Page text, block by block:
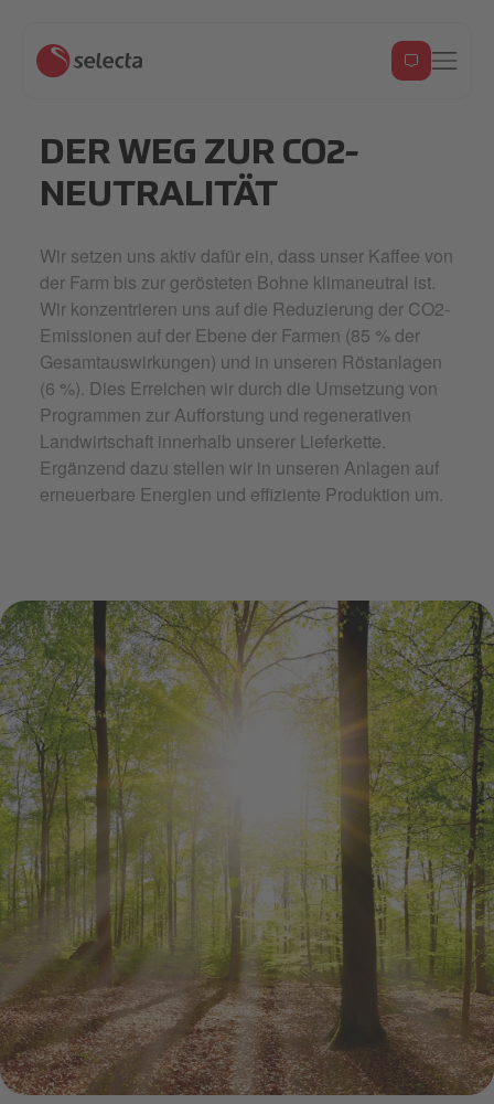
DER WEG ZUR CO2-
NEUTRALITÄT
Wir setzen uns aktiv dafür ein, dass unser Kaffee von
der Farm bis zur gerösteten Bohne klimaneutral ist.
Wir konzentrieren uns auf die Reduzierung der CO2-
Emissionen auf der Ebene der Farmen (85 % der
Gesamtauswirkungen) und in unseren Röstanlagen
(6 %). Dies Erreichen wir durch die Umsetzung von
Programmen zur Aufforstung und regenerativen
Landwirtschaft innerhalb unserer Lieferkette.
Ergänzend dazu stellen wir in unseren Anlagen auf
erneuerbare Energien und effiziente Produktion um.